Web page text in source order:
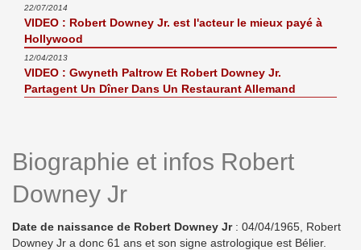
22/07/2014
VIDEO : Robert Downey Jr. est l'acteur le mieux payé à
Hollywood
12/04/2013
VIDEO : Gwyneth Paltrow Et Robert Downey Jr.
Partagent Un Dîner Dans Un Restaurant Allemand
Biographie et infos Robert
Downey Jr
Date de naissance de Robert Downey Jr: 04/04/1965, Robert
Downey Jr a donc 61 ans et son signe astrologique est Bélier.